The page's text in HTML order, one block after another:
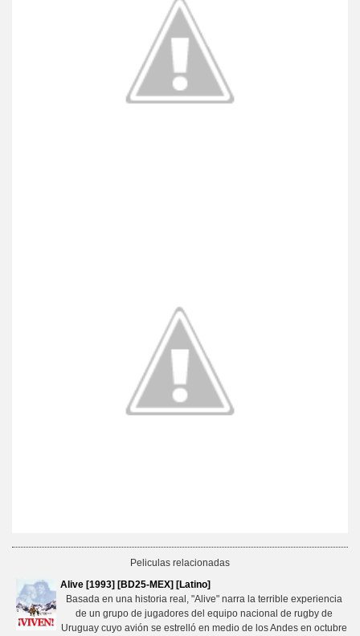
Peliculas relacionadas
Alive [1993] [BD25-MEX] [Latino]
Basada en una historia real, "Alive" narra la terrible experiencia
de un grupo de jugadores del equipo nacional de rugby de
Uruguay cuyo avión se estrelló en medio de los Andes en octubre